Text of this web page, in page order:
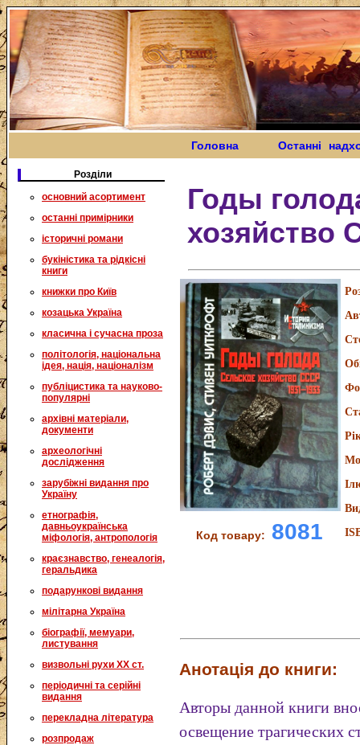
Головна Останні
Розділи
основний асортимент
останні примірники
історичні романи
букіністика та рідкісні
книги
книжки про Київ
козацька Україна
класична і сучасна проза
політологія, національна
ідея, нація, націоналізм
публіцистика та науково-
популярні
архівні матеріали,
документи
археологічні
дослідження
зарубіжні видання про
Україну
етнографія,
давньоукраїнська
міфологія, антропологія
краєзнавство, генеалогія,
геральдика
подарункові видання
мілітарна Україна
біографії, мемуари,
листування
визвольні рухи XX ст.
періодичні та серійні
видання
перекладна література
розпродаж
Годы
хозяйство
Код товару: 8081
Анотація до книги:
Авторы данной книги
освещение трагических